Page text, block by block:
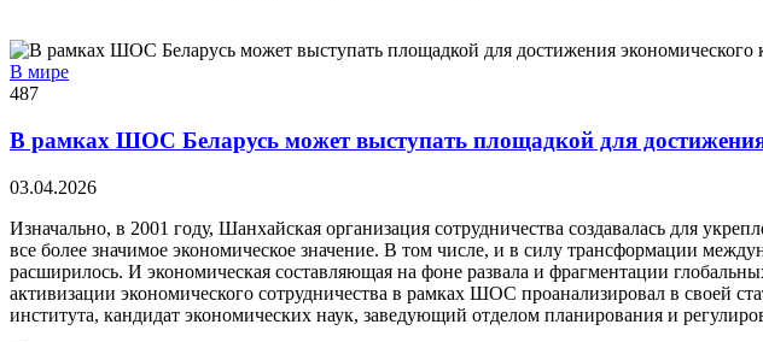
В мире
487
В рамках ШОС Беларусь может выступать площадкой для
03.04.2026
Изначально, в 2001 году, Шанхайская организация сотрудничества создавалась для
все более значимое экономическое значение. В том числе, и в силу трансформации
расширилось. И экономическая составляющая на фоне развала и фрагментации
активизации экономического сотрудничества в рамках ШОС проанализировал в своей
института, кандидат экономических наук, заведующий отделом планирования и